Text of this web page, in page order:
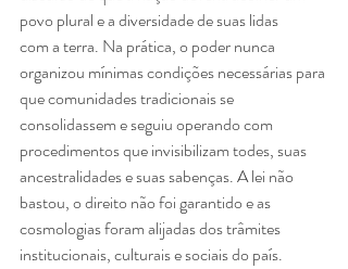
povo plural e a diversidade de suas lidas
com a terra. Na prática, o poder nunca
organizou mínimas condições necessárias para
que comunidades tradicionais se
consolidassem e seguiu operando com
procedimentos que invisibilizam todes, suas
ancestralidades e suas sabenças. A lei não
bastou, o direito não foi garantido e as
cosmologias foram alijadas dos trâmites
institucionais, culturais e sociais do país.